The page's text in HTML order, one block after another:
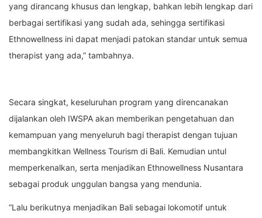
yang dirancang khusus dan lengkap, bahkan lebih lengkap dari
berbagai sertifikasi yang sudah ada, sehingga sertifikasi
Ethnowellness ini dapat menjadi patokan standar untuk semua
therapist yang ada,” tambahnya.
Secara singkat, keseluruhan program yang direncanakan
dijalankan oleh IWSPA akan memberikan pengetahuan dan
kemampuan yang menyeluruh bagi therapist dengan tujuan
membangkitkan Wellness Tourism di Bali. Kemudian untul
memperkenalkan, serta menjadikan Ethnowellness Nusantara
sebagai produk unggulan bangsa yang mendunia.
“Lalu berikutnya menjadikan Bali sebagai lokomotif untuk